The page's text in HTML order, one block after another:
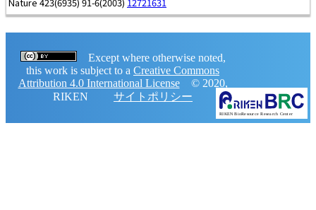
Except where otherwise noted,
this work is subject to a Creative Commons
Attribution 4.0 International License© 2020,
RIKEN サイトポリシー